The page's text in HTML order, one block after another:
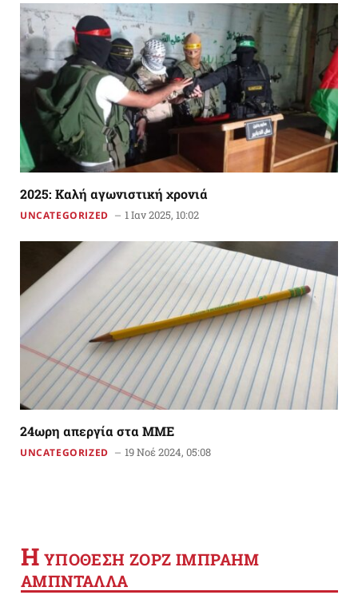
2025: Kαλή αγωνιστική χρονιά
UNCATEGORIZED 1 Ιαν 2025, 10:02
24ωρη απεργία στα ΜΜΕ
UNCATEGORIZED 19 Νοέ 2024, 05:08
Η YΠΟΘΕΣΗ ΖΟΡΖ ΙΜΠΡΑΗΜ
ΑΜΠΝΤΑΛΛΑ